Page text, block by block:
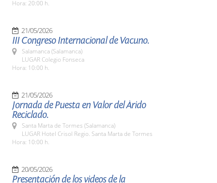
Hora: 20:00 h.
21/05/2026
III Congreso Internacional de Vacuno.
Salamanca (Salamanca)
LUGAR Colegio Fonseca
Hora: 10:00 h.
21/05/2026
Jornada de Puesta en Valor del Árido
Reciclado.
Santa Marta de Tormes (Salamanca)
LUGAR Hotel Crisol Regio. Santa Marta de Tormes
Hora: 10:00 h.
20/05/2026
Presentación de los videos de la